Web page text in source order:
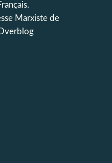
Marxiste de